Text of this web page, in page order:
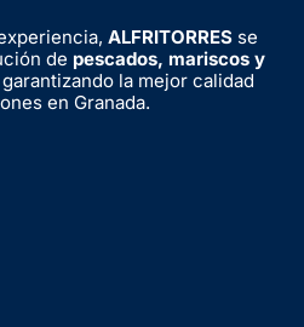
ALFRITORRES se
de pescados, mariscos y
garantizando la mejor calidad
en Granada.